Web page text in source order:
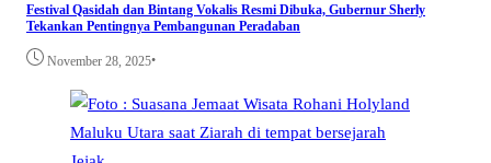
Festival Qasidah dan Bintang Vokalis Resmi Dibuka, Gubernur Sherly
Tekankan Pentingnya Pembangunan Peradaban
November 28, 2025•